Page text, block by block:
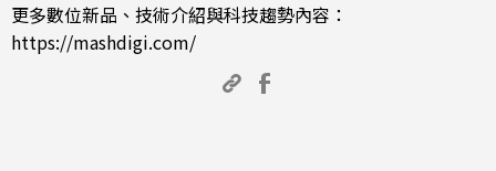
更多數位新品、技術介紹與科技趨勢內容：
https://mashdigi.com/